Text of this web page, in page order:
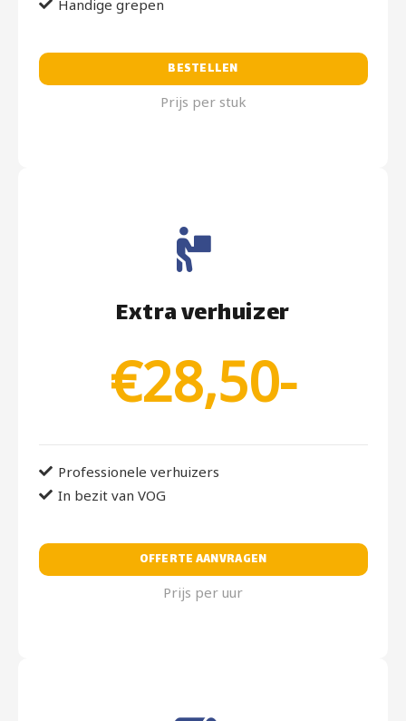
Handige grepen
BESTELLEN
Prijs per stuk
Extra verhuizer
€28,50-
Professionele verhuizers
In bezit van VOG
OFFERTE AANVRAGEN
Prijs per uur